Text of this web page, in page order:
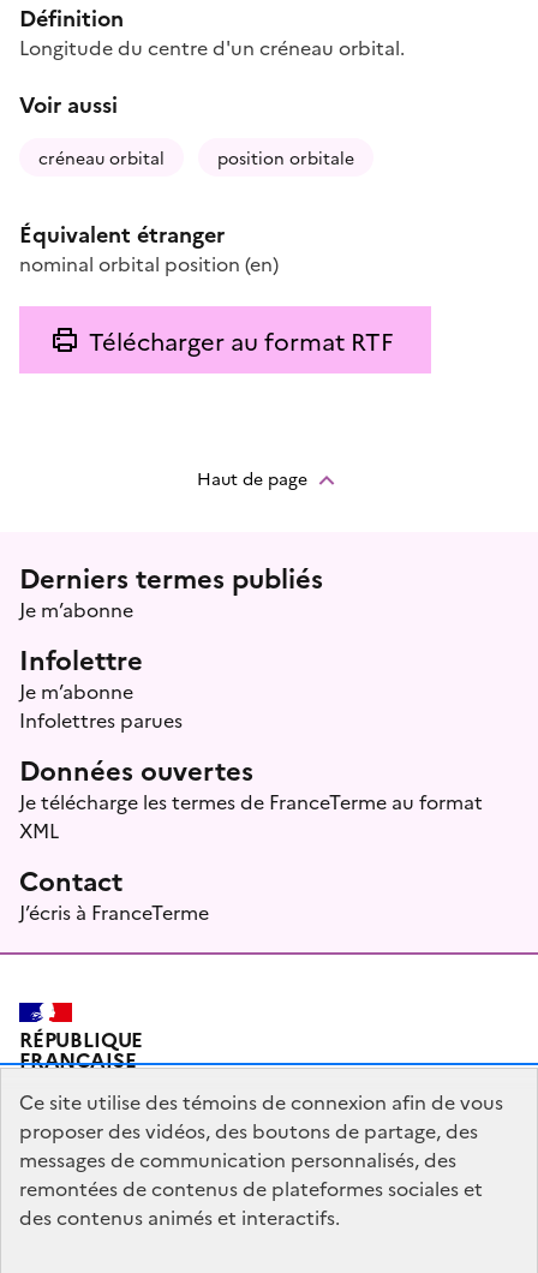
Définition
Longitude du centre d'un créneau orbital.
Voir aussi
créneau orbital position orbitale
Équivalent étranger
nominal orbital position (en)
Télécharger au format RTF
Haut de page
Menu prefooter
Derniers termes publiés
Je m’abonne
Infolettre
Je m’abonne
Infolettres parues
Données ouvertes
Je télécharge les termes de FranceTerme au format
XML
Contact
J’écris à FranceTerme
RÉPUBLIQUE
FRANÇAISE
Plan du site Mentions légales Qui sommes-nous ?
Partagez votre expérience pour améliorer les services
Ce site utilise des témoins de connexion afin de vous
proposer des vidéos, des boutons de partage, des
messages de communication personnalisés, des
remontées de contenus de plateformes sociales et
des contenus animés et interactifs.